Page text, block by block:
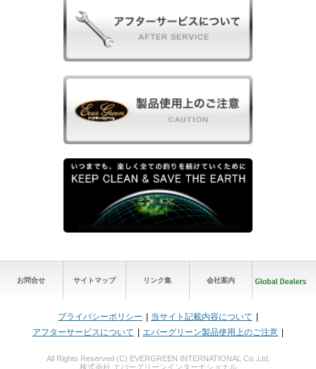
お問合せ サイトマップ リンク集 会社案内
プライバシーポリシー
当サイト記載内容について
アフターサービスについて
エバーグリーン製品使用上のご注意
All Rights Reserved (C) EVERGREEN INTERNATIONAL Co.,Ltd.
株式会社 エバーグリーンインターナショナル